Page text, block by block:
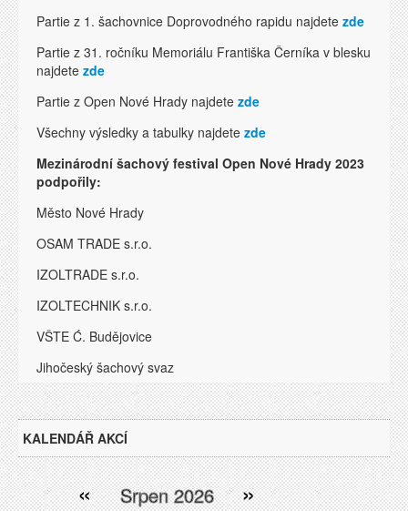
Partie z 1. šachovnice Doprovodného rapidu najdete zde
Partie z 31. ročníku Memoriálu Františka Černíka v blesku
najdete zde
Partie z Open Nové Hrady najdete zde
Všechny výsledky a tabulky najdete zde
Mezinárodní šachový festival Open Nové Hrady 2023
podpořily:
Město Nové Hrady
OSAM TRADE s.r.o.
IZOLTRADE s.r.o.
IZOLTECHNIK s.r.o.
VŠTE Ć. Budějovice
Jihočeský šachový svaz
KALENDÁŘ AKCÍ
« »
Srpen 2026